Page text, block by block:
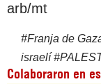
arb/mt
#Franja de
israelí#
Colaboraron en